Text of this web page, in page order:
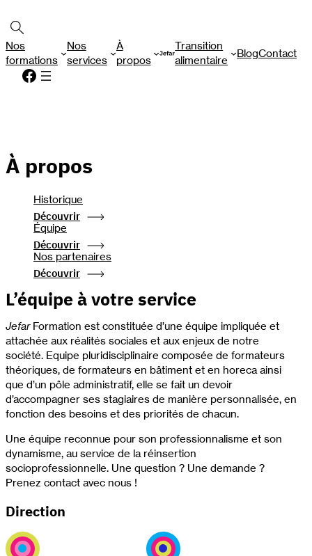
au
contenu
Rechercher
Nos
formations
Nos
services
À
propos
Transition
alimentaire
BlogContact
Facebook
À propos
Historique
Découvrir
Équipe
Découvrir
Nos partenaires
Découvrir
L’équipe à votre service
JefarFormation est constituée d’une équipe impliquée et
attachée aux réalités sociales et aux enjeux de notre
société. Equipe pluridisciplinaire composée de formateurs
théoriques, de formateurs en bâtiment et en horeca ainsi
que d’un pôle administratif, elle se fait un devoir
d’accompagner ses stagiaires de manière personnalisée, en
fonction des besoins et des priorités de chacun.
Une équipe reconnue pour son professionnalisme et son
dynamisme, au service de la réinsertion
socioprofessionnelle. Une question ? Une demande ?
Prenez contact avec nous !
Direction